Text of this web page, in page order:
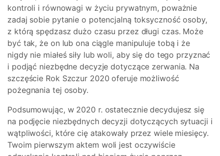
kontroli i równowagi w życiu prywatnym, poważnie
zadaj sobie pytanie o potencjalną toksyczność osoby,
z którą spędzasz dużo czasu przez długi czas. Może
być tak, że on lub ona ciągle manipuluje tobą i że
nigdy nie miałeś siły lub woli, aby się do tego przyznać
i podjąć niezbędne decyzje dotyczące zerwania. Na
szczęście Rok Szczur 2020 oferuje możliwość
pożegnania tej osoby.
Podsumowując, w 2020 r. ostatecznie decydujesz się
na podjęcie niezbędnych decyzji dotyczących sytuacji i
wątpliwości, które cię atakowały przez wiele miesięcy.
Twoim pierwszym aktem woli jest oczywiście